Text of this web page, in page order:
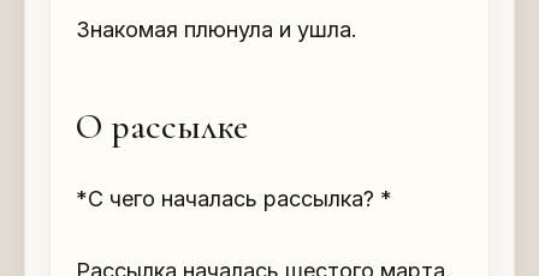
Знакомая плюнула и ушла.
О рассылке
*С чего началась рассылка? *
Рассылка началась шестого марта,